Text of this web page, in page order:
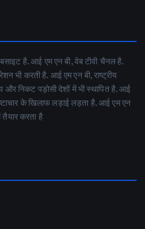
है. आई एम एन बी, वेब टीवी चैनल है.
भी करती है. आई एम एन बी, राष्ट्रीय
और निकट पड़ोसी देशों में भी स्थापित है. आई
के खिलाफ लड़ाई लड़ता है. आई एम एन
करता है